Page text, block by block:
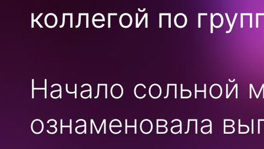
коллегой по
Начало сольной
ознаменовала